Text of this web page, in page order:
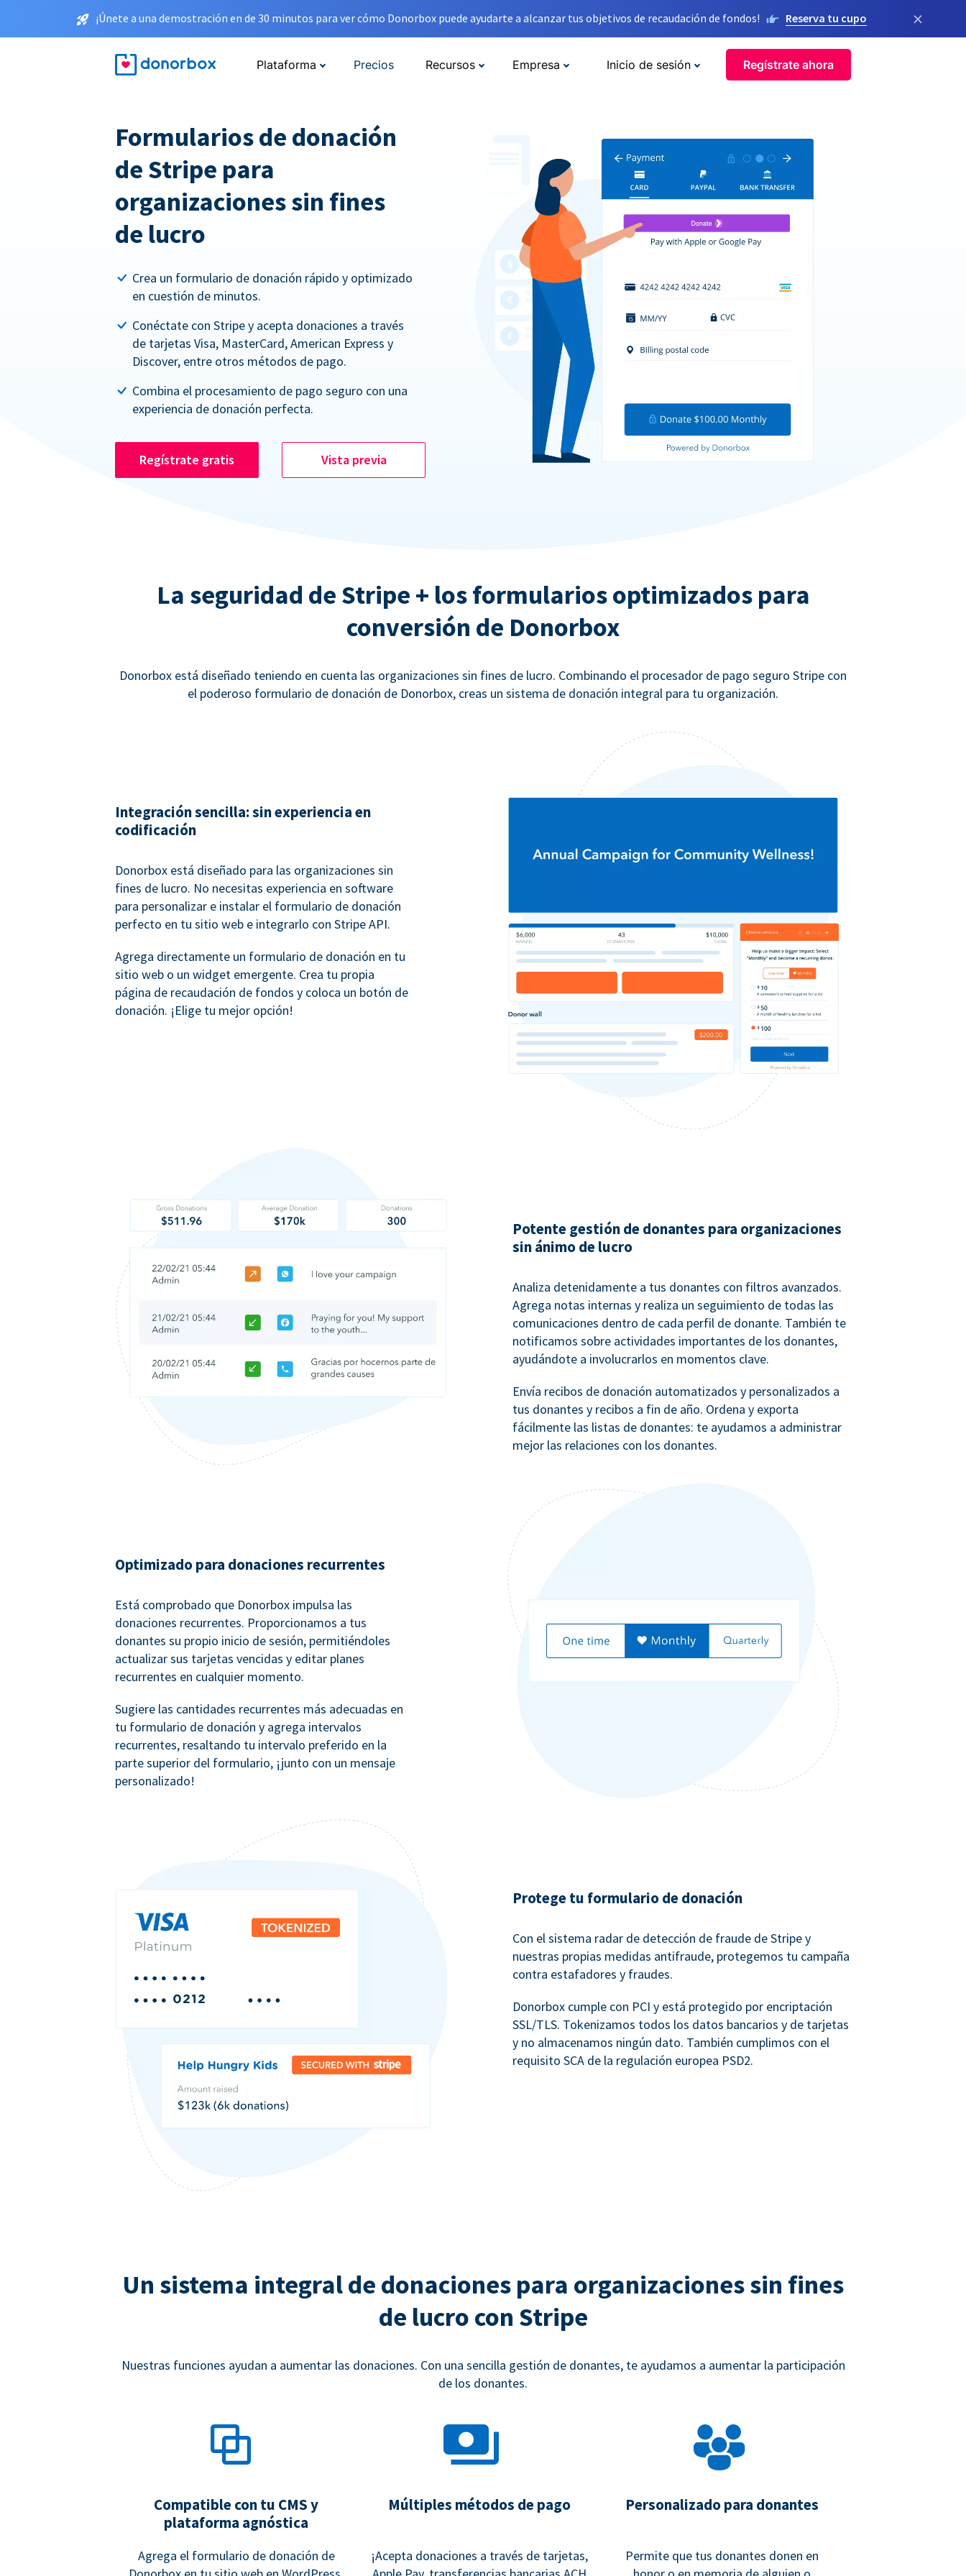
¡Únete a una demostración en de 30 minutos para ver cómo Donorbox puede ayudarte a alcanzar tus objetivos de recaudación de fondos! Reserva tu cupo ×
Plataforma Precios Recursos Empresa Inicio de sesión Regístrate ahora
Formularios de donación
de Stripe para
organizaciones sin fines
de lucro
Crea un formulario de donación rápido y optimizado
en cuestión de minutos.
Conéctate con Stripe y acepta donaciones a través
de tarjetas Visa, MasterCard, American Express y
Discover, entre otros métodos de pago.
Combina el procesamiento de pago seguro con una
experiencia de donación perfecta.
Regístrate gratis Vista previa
La seguridad de Stripe + los formularios optimizados para
conversión de Donorbox
Donorbox está diseñado teniendo en cuenta las organizaciones sin fines de lucro. Combinando el procesador de pago seguro Stripe con
el poderoso formulario de donación de Donorbox, creas un sistema de donación integral para tu organización.
Integración sencilla: sin experiencia en
codificación
Donorbox está diseñado para las organizaciones sin
fines de lucro. No necesitas experiencia en software
para personalizar e instalar el formulario de donación
perfecto en tu sitio web e integrarlo con Stripe API.
Agrega directamente un formulario de donación en tu
sitio web o un widget emergente. Crea tu propia
página de recaudación de fondos y coloca un botón de
donación. ¡Elige tu mejor opción!
Potente gestión de donantes para organizaciones
sin ánimo de lucro
Analiza detenidamente a tus donantes con filtros avanzados.
Agrega notas internas y realiza un seguimiento de todas las
comunicaciones dentro de cada perfil de donante. También te
notificamos sobre actividades importantes de los donantes,
ayudándote a involucrarlos en momentos clave.
Envía recibos de donación automatizados y personalizados a
tus donantes y recibos a fin de año. Ordena y exporta
fácilmente las listas de donantes: te ayudamos a administrar
mejor las relaciones con los donantes.
Optimizado para donaciones recurrentes
Está comprobado que Donorbox impulsa las
donaciones recurrentes. Proporcionamos a tus
donantes su propio inicio de sesión, permitiéndoles
actualizar sus tarjetas vencidas y editar planes
recurrentes en cualquier momento.
Sugiere las cantidades recurrentes más adecuadas en
tu formulario de donación y agrega intervalos
recurrentes, resaltando tu intervalo preferido en la
parte superior del formulario, ¡junto con un mensaje
personalizado!
Protege tu formulario de donación
Con el sistema radar de detección de fraude de Stripe y
nuestras propias medidas antifraude, protegemos tu campaña
contra estafadores y fraudes.
Donorbox cumple con PCI y está protegido por encriptación
SSL/TLS. Tokenizamos todos los datos bancarios y de tarjetas
y no almacenamos ningún dato. También cumplimos con el
requisito SCA de la regulación europea PSD2.
Un sistema integral de donaciones para organizaciones sin fines
de lucro con Stripe
Nuestras funciones ayudan a aumentar las donaciones. Con una sencilla gestión de donantes, te ayudamos a aumentar la participación
de los donantes.
Compatible con tu CMS y
plataforma agnóstica
Agrega el formulario de donación de
Múltiples métodos de pago
¡Acepta donaciones a través de tarjetas,
Personalizado para donantes
Permite que tus donantes donen en